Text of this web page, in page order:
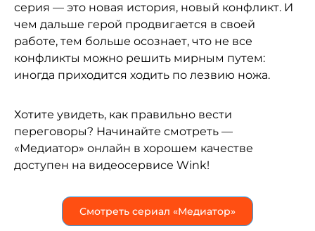
серия — это новая история, новый конфликт. И
чем дальше герой продвигается в своей
работе, тем больше осознает, что не все
конфликты можно решить мирным путем:
иногда приходится ходить по лезвию ножа.
Хотите увидеть, как правильно вести
переговоры? Начинайте смотреть —
«Медиатор» онлайн в хорошем качестве
доступен на видеосервисе Wink!
Смотреть сериал «Медиатор»